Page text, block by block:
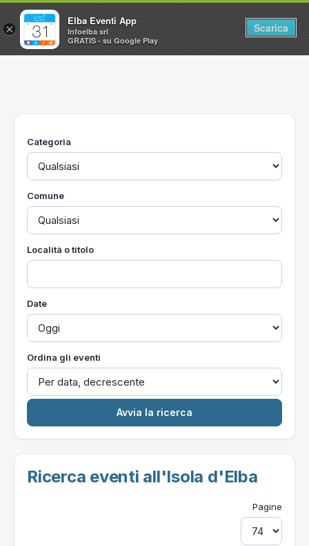
Home
Utilità
Categoria
Comune
Località o titolo
Date
Ordina gli eventi
Ricerca eventi all'Isola d'Elba
Pagine
×
Elba Eventi App
Infoelba srl
GRATIS - su Google Play
Scarica